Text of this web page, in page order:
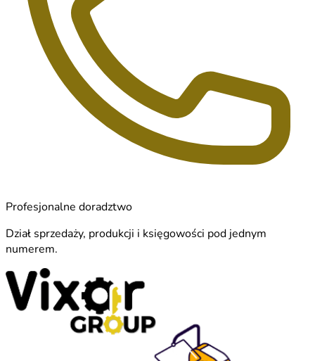
Profesjonalne doradztwo
Dział sprzedaży, produkcji i księgowości pod jednym
numerem.